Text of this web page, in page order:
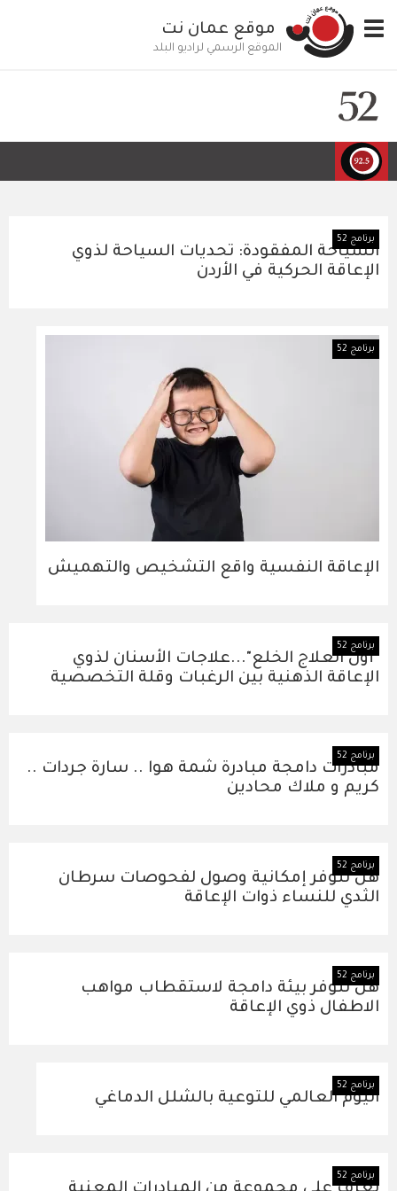
إلى
المحتوى
Toggle
navigation
موقع عمان نت
الموقع الرسمي لراديو البلد
برنامج 52
السياحة المفقودة: تحديات السياحة لذوي
الإعاقة الحركية في الأردن
برنامج 52
الإعاقة النفسية واقع التشخيص والتهميش
برنامج 52
"أول العلاج الخلع"...علاجات الأسنان لذوي
الإعاقة الذهنية بين الرغبات وقلة التخصصية
برنامج 52
مبادرات دامجة مبادرة شمة هوا .. سارة جردات ..
كريم و ملاك محادين
برنامج 52
هل تتوفر إمكانية وصول لفحوصات سرطان
الثدي للنساء ذوات الإعاقة
برنامج 52
هل تتوفر بيئة دامجة لاستقطاب مواهب
الاطفال ذوي الإعاقة
برنامج 52
اليوم العالمي للتوعية بالشلل الدماغي
برنامج 52